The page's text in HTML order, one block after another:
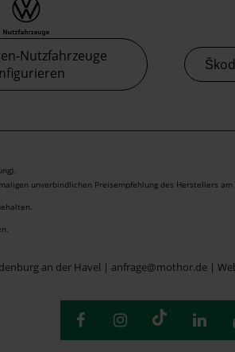
Nutzfahrzeuge
unverbindlichen Preisempfehlung des Herstellers am
an der Havel | anfrage@mothor.de |